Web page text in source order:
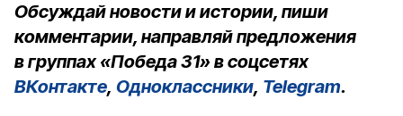
Обсуждай новости и истории, пиши
комментарии, направляй предложения
в группах «Победа 31» в соцсетях
ВКонтакте, Одноклассники, Telegram.